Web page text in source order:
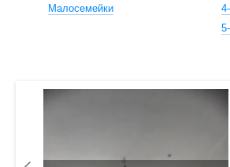
Малосемейки